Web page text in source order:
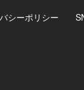
シーポリシー